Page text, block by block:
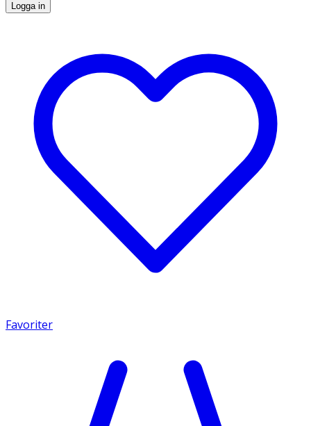
Logga in
Favoriter